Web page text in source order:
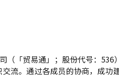
（「贸易通」；股份代号：
流。通过各成员的协商，成功